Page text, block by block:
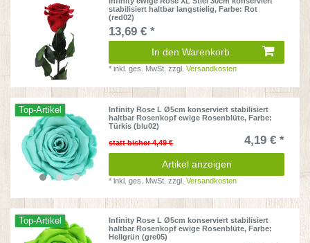
stabilisiert haltbar langstielig, Farbe: Rot
(red02)
13,69 € *
In den Warenkorb
*inkl. ges. MwSt. zzgl.Versandkosten
Top-Artikel
Infinity Rose L Ø5cm konserviert stabilisiert
haltbar Rosenkopf ewige Rosenblüte, Farbe:
Türkis (blu02)
statt bisher 4,49 €
4,19 € *
Artikel anzeigen
*inkl. ges. MwSt. zzgl.Versandkosten
Top-Artikel
Infinity Rose L Ø5cm konserviert stabilisiert
haltbar Rosenkopf ewige Rosenblüte, Farbe:
Hellgrün (gre05)